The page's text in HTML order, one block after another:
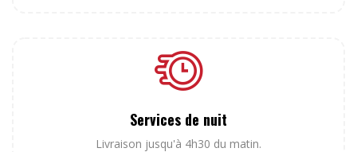
Services de nuit
Livraison jusqu'à 4h30 du matin.